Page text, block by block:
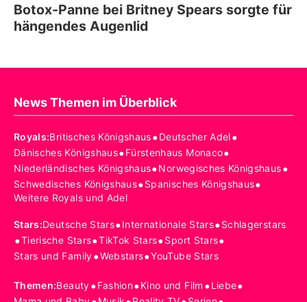
Botox-Panne bei Britney Spears sorgte für
hängendes Augenlid
News Themen im Überblick
Royals:Britisches Königshaus•Deutscher Adel•
Dänisches Königshaus•Fürstenhaus Monaco•
Niederländisches Königshaus•Norwegisches Königshaus•
Schwedisches Königshaus•Spanisches Königshaus•
Weitere Royals und Adel
Stars:Deutsche Stars•Internationale Stars•Schlagerstars
•Tierische Stars•TikTok Stars•Sport Stars•
Stars und Family•Webstars•YouTube Stars
Themen:Beauty•Fashion•Kino und Film •Liebe•